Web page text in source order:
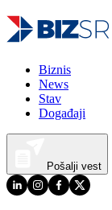
Biznis
News
Stav
Događaji
Pošalji vest